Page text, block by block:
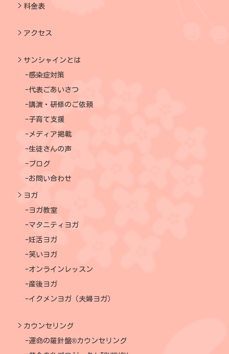
料金表
アクセス
サンシャインとは
感染症対策
代表ごあいさつ
講演・研修のご依頼
子育て支援
メディア掲載
生徒さんの声
ブログ
お問い合わせ
ヨガ
ヨガ教室
マタニティヨガ
妊活ヨガ
笑いヨガ
オンラインレッスン
産後ヨガ
イクメンヨガ（夫婦ヨガ）
カウンセリング
運命の羅針盤®カウンセリング